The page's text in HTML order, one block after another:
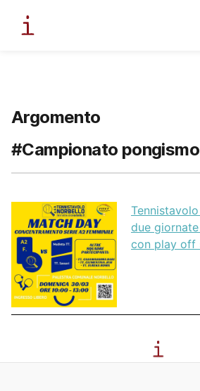
Argomento
#Campionato pongismo
due
con play off